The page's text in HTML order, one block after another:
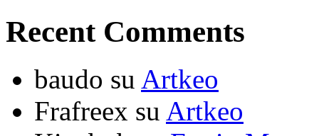
Recent Comments
baudo su Artkeo
Frafreex su Artkeo